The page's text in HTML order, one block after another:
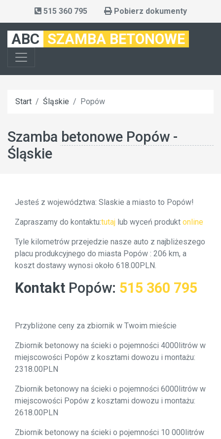
515 360 795 Pobierz dokumenty
ABC SZAMBA BETONOWE
Start Śląskie Popów
Szamba betonowe Popów -
Śląskie
Jesteś z województwa: Slaskie a miasto to Popów!
Zapraszamy do kontaktu:tutaj lub wyceń produkt online
Tyle kilometrów przejedzie nasze auto z najbliżeszego
placu produkcyjnego do miasta Popów : 206 km, a
koszt dostawy wynosi około 618.00PLN.
Kontakt Popów: 515 360 795
Przybliżone ceny za zbiornik w Twoim mieście
Zbiornik betonowy na ścieki o pojemności 4000litrów w
miejscowości Popów z kosztami dowozu i montażu:
2318.00PLN
Zbiornik betonowy na ścieki o pojemności 6000litrów w
miejscowości Popów z kosztami dowozu i montażu:
2618.00PLN
Zbiornik betonowy na ścieki o pojemności 10 000litrów